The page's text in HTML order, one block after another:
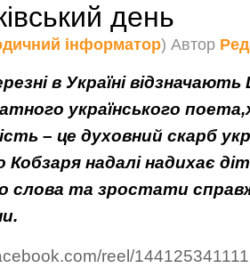
день
інформатор) Автор
в Україні відзначають
українського
– це духовний скарб
Кобзаря надалі надихає
слова та зростати
reel/